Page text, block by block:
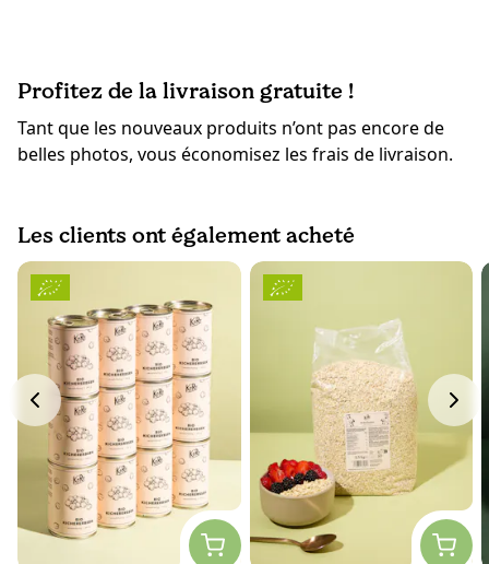
Profitez de la livraison gratuite !
Tant que les nouveaux produits n’ont pas encore de
belles photos, vous économisez les frais de livraison.
Les clients ont également acheté